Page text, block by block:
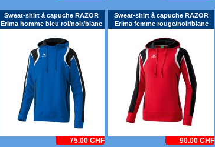
Sweat-shirt à capuche RAZOR
Erima homme bleu roi/noir/blanc
75.00 CHF
Sweat-shirt à capuche RAZOR
Erima femme rouge/noir/blanc
90.00 CHF